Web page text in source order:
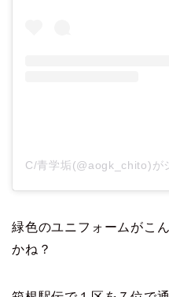
C/青学垢(@aogk_chito)が
緑色のユニフォームがこ
かね？